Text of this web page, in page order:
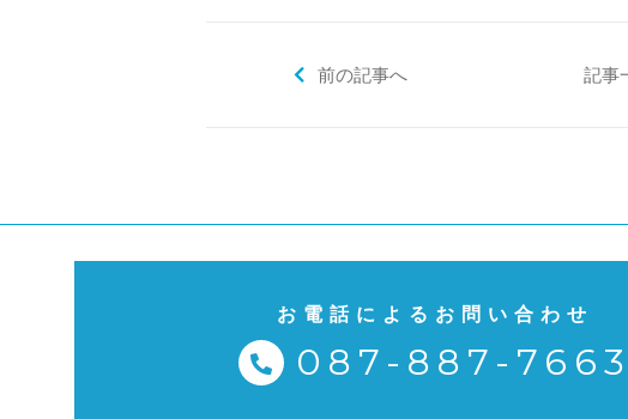
前の記事へ 記事
お電話によるお問い合わせ
087-887-7663